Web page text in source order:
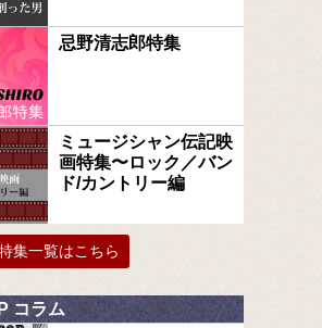
忌野清志郎特集
ミュージシャン伝記映
画特集〜ロック／バン
ド/カントリー編
集一覧はこちら
コラム